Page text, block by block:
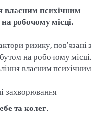
власним психічним
робочому місці.
ризику, пов’язані з
на робочому місці.
власним психічним
захворювання
та колег.